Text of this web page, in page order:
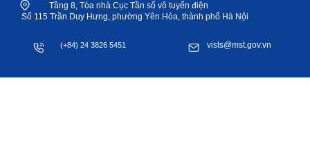
Tầng 8, Tòa nhà Cục Tần số vô tuyến điện
Số 115 Trần Duy Hưng, phường Yên Hòa, thành phố Hà Nội
(+84) 24 3826 5451 vists@mst.gov.vn